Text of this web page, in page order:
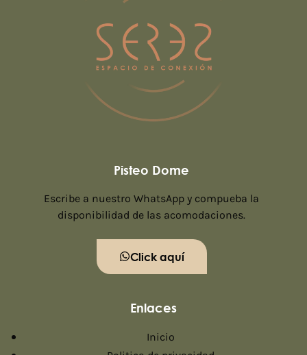
Pisteo Dome
Escribe a nuestro WhatsApp y compueba la
disponibilidad de las acomodaciones.
Click aquí
Enlaces
Inicio